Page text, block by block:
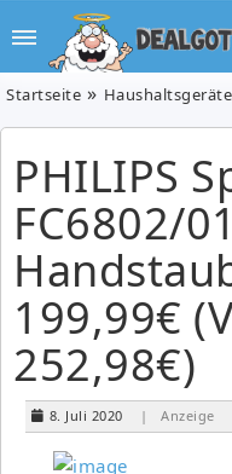
Startseite Haushaltsgeräte
PHILIPS
FC6802/01
199,99€
252,98€)
8. Juli 2020 | Anzeige